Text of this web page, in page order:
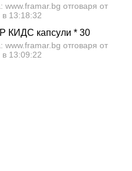
www.framar.bg отговаря от
в 13:18:32
капсули * 30
www.framar.bg отговаря от
в 13:09:22